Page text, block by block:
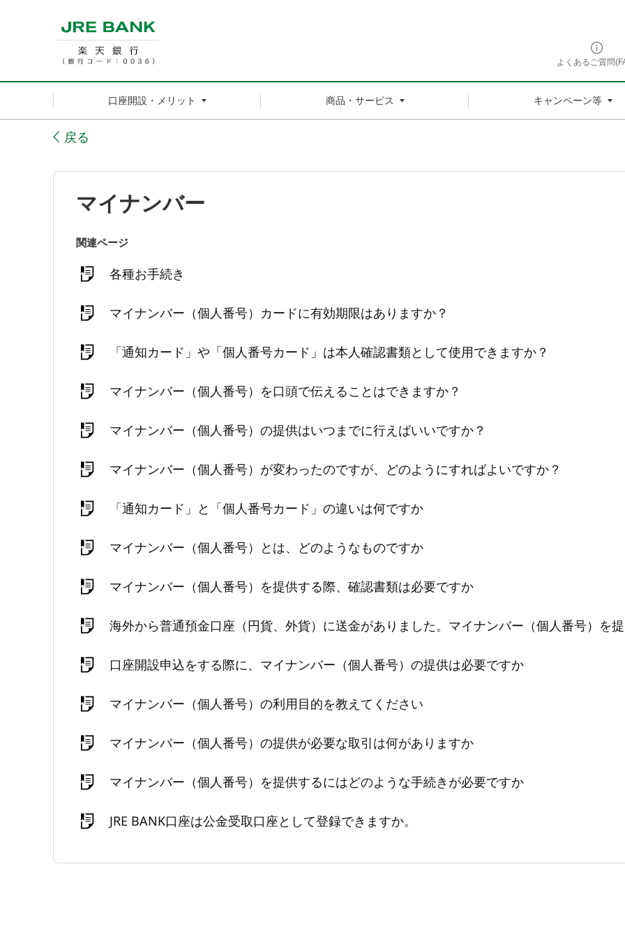
よくあるご質問
口座開設・メリット 商品・サービス キャンペーン等
戻る
マイナンバー
関連ページ
各種お手続き
マイナンバー（個人番号）カードに有効期限はありますか？
「通知カード」や「個人番号カード」は本人確認書類として使用できますか？
マイナンバー（個人番号）を口頭で伝えることはできますか？
マイナンバー（個人番号）の提供はいつまでに行えばいいですか？
マイナンバー（個人番号）が変わったのですが、どのようにすればよいですか？
「通知カード」と「個人番号カード」の違いは何ですか
マイナンバー（個人番号）とは、どのようなものですか
マイナンバー（個人番号）を提供する際、確認書類は必要ですか
海外から普通預金口座（円貨、外貨）に送金がありました。マイナンバー（個人番号）を
口座開設申込をする際に、マイナンバー（個人番号）の提供は必要ですか
マイナンバー（個人番号）の利用目的を教えてください
マイナンバー（個人番号）の提供が必要な取引は何がありますか
マイナンバー（個人番号）を提供するにはどのような手続きが必要ですか
JRE BANK口座は公金受取口座として登録できますか。